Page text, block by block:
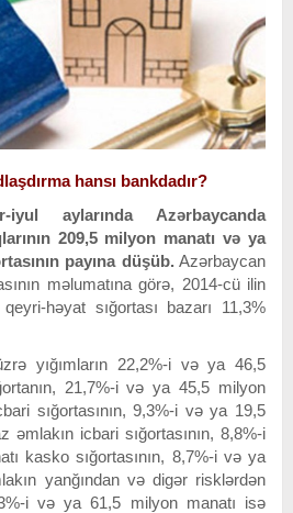
hansı bankdadır?
aylarında Azərbaycanda
209,5 milyon manatı və ya
payına düşüb. Azərbaycan
məlumatına görə, 2014-cü ilin
həyat sığortası bazarı 11,3%
yığımların 22,2%-i və ya 46,5
21,7%-i və ya 45,5 milyon
sığortasının, 9,3%-i və ya 19,5
əmlakın icbari sığortasının, 8,8%-i
kasko sığortasının, 8,7%-i və ya
yanğından və digər risklərdən
i və ya 61,5 milyon manatı isə